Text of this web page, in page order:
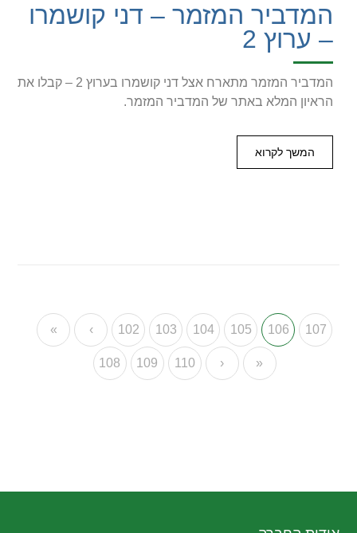
המדביר המזמר – דני קושמרו
– ערוץ 2
המדביר המזמר מתארח אצל דני קושמרו בערוץ 2 – קבלו את
הראיון המלא באתר של המדביר המזמר.
המשך לקרוא
« ‹ 102 103 104 105 106 107
108 109 110 › »